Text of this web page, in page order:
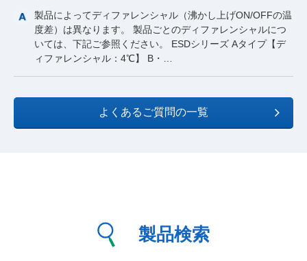
製品によってディファレンシャル（沸かし上げON/OFFの温
度差）は異なります。 製品ごとのディファレンシャルにつ
いては、下記ご参照ください。 ESDシリーズ Aタイプ【デ
ィファレンシャル：4℃】 B・…
よくあるご質問の一覧
製品検索